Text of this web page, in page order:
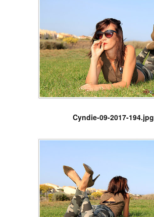
Cyndie-09-2017-194.jpg